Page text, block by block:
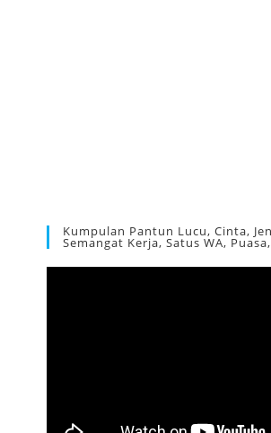
Kumpulan Pantun Lucu, Cinta,
Semangat Kerja, Satus WA,